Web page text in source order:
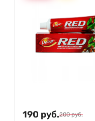
190 руб.200 руб.